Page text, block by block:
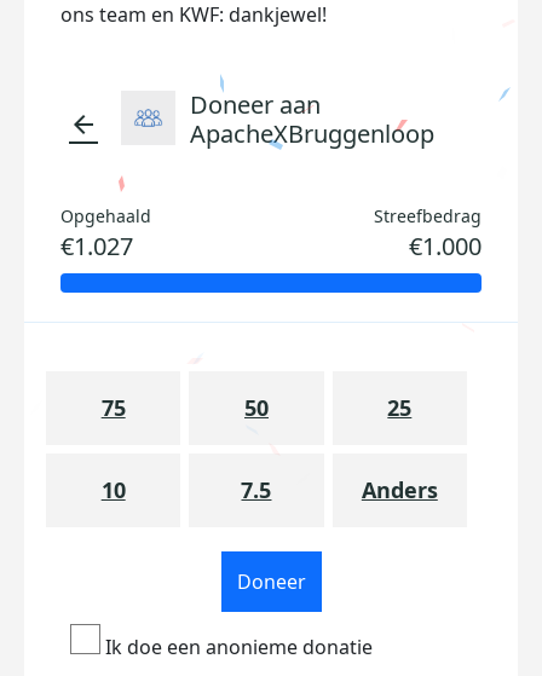
ons team en KWF: dankjewel!
arrow_back
Doneer aan
ApacheXBruggenloop
Opgehaald
€1.027
Streefbedrag
€1.000
75 50 25
10 7.5 Anders
Doneer
Ik doe een anonieme donatie